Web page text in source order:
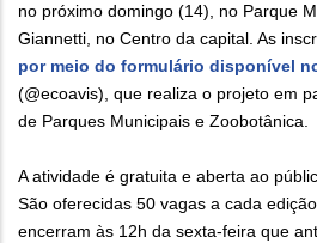
no próximo domingo (14), no Parque
Giannetti, no Centro da capital. As
por meio do formulário disponível
(@ecoavis), que realiza o projeto em
de Parques Municipais e Zoobotânica.
A atividade é gratuita e aberta ao
São oferecidas 50 vagas a cada
encerram às 12h da sexta-feira que